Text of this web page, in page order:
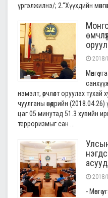
үргэлжилнэ/; 2.“Хүүхдийн мөнгөн
2018/
Мөнгө
нэмэлт, өөрчлөлт оруулах
чуулганы өнөөдрийн
цаг 05 минутад 51.3 хувийн
терроризмыг сан ...
2018/
- Мөнгө